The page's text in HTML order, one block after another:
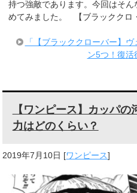
持つ強敵であります。今回はそ
めてみました。 【ブラッククロ
「【ブラッククローバー】
ン5つ！復
【ワンピース】カッパ
力はどのくらい？
2019年7月10日 [ワンピース]